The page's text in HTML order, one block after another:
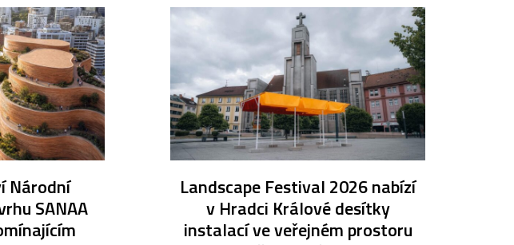
Národní
SANAA
Landscape Festival 2026 nabízí
v Hradci Králové desítky
instalací ve veřejném prostoru